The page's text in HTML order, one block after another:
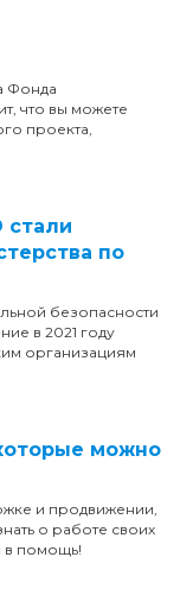
Фонда
что вы можете
проекта,
стали
по
безопасности
в 2021 году
организациям
можно
и продвижении,
о работе своих
в помощь!